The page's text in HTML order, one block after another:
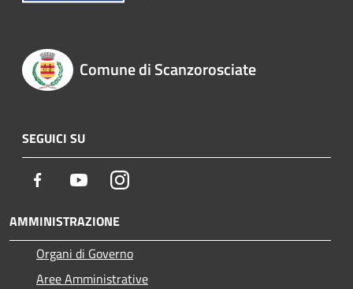
Comune di Scanzorosciate
SEGUICI SU
Facebook YoutubeInstagram
AMMINISTRAZIONE
Organi di Governo
Aree Amministrative